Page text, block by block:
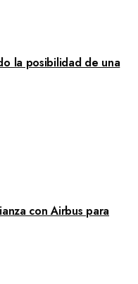
la posibilidad de una
con Airbus para